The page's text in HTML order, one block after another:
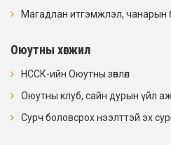
Магадлан итгэмжлэл, чанарын
Оюутны хөгжил
НССК-ийн Оюутны зөвлөл
Оюутны клуб, сайн дурын үйл
Сурч боловсрох нээлттэй эх